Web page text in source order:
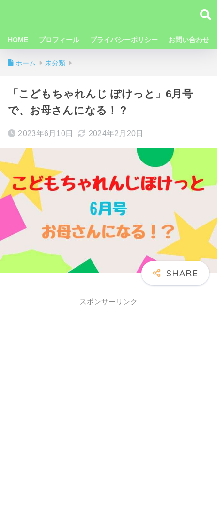
HOME プロフィール プライバシーポリシー お問い合わせ
ホーム 未分類
「こどもちゃれんじ ぽけっと」6月号
で、お母さんになる！？
2023年6月10日 2024年2月20日
スポンサーリンク